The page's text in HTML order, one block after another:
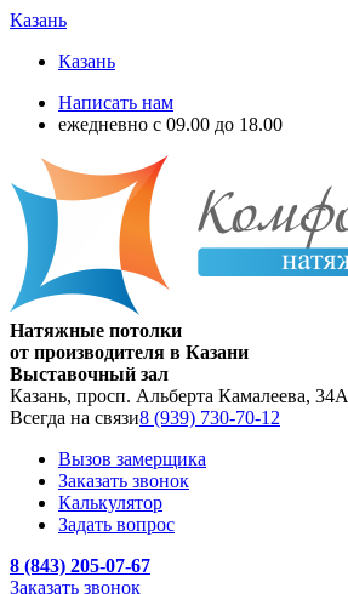
Казань
Казань
Написать нам
ежедневно с 09.00 до 18.00
Натяжные потолки
от производителя в Казани
Выставочный зал
Казань, просп. Альберта Камалеева, 34А
Всегда на связи8 (939) 730-70-12
Вызов замерщика
Заказать звонок
Калькулятор
Задать вопрос
8 (843) 205-07-67
Заказать звонок